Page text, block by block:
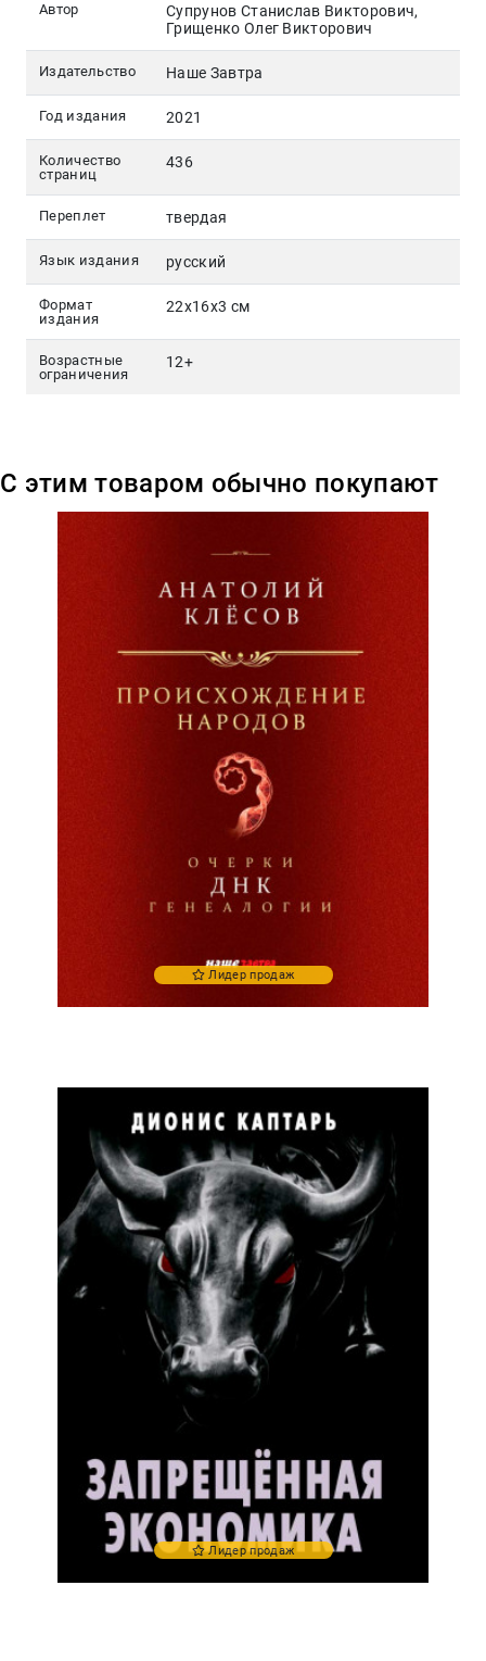
Автор
Супрунов Станислав Викторович,
Грищенко Олег Викторович
Издательство Наше Завтра
Год издания 2021
Количество
страниц
436
Переплет твердая
Язык издания русский
Формат
издания
22x16x3 см
Возрастные
ограничения
12+
С этим товаром обычно покупают
Лидер продаж
Лидер продаж